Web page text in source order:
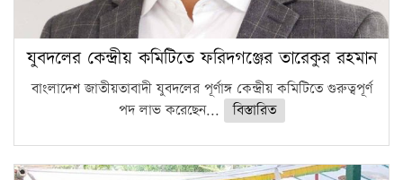
যুবদলের কেন্দ্রীয় কমিটিতে ফরিদগঞ্জের তারেকুর রহমান
বাংলাদেশ জাতীয়তাবাদী যুবদলের পূর্ণাঙ্গ কেন্দ্রীয় কমিটিতে গুরুত্বপূর্ণ
পদ লাভ করেছেন...
বিস্তারিত